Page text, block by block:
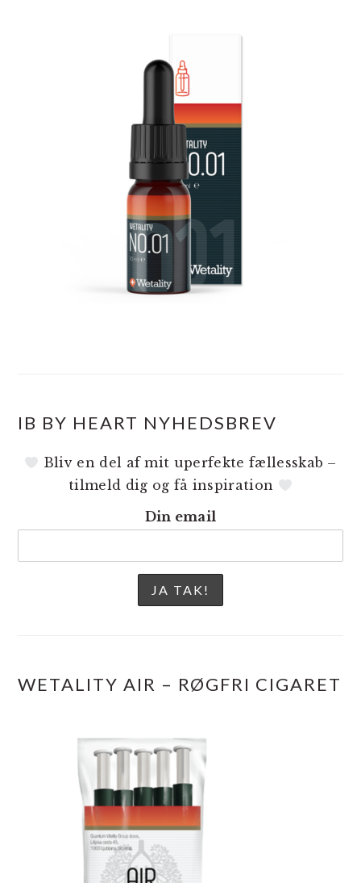
IB BY HEART NYHEDSBREV
Bliv en del af mit uperfekte fællesskab –
tilmeld dig og få inspiration
Din email
WETALITY AIR – RØGFRI CIGARET